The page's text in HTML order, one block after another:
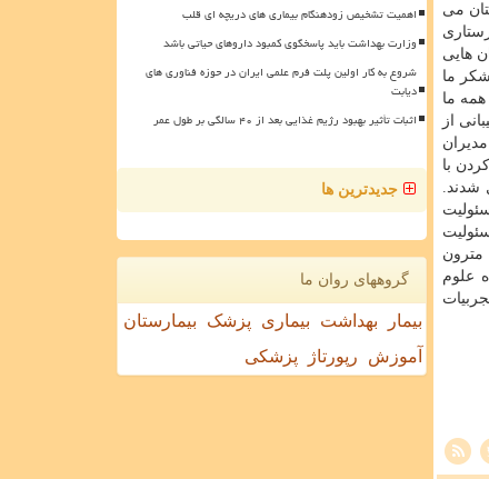
می
هایی
ما
ما
از
با
شدند.
مترون
علوم
اهمیت تشخیص زودهنگام بیماری های دریچه ای قلب
وزارت بهداشت باید پاسخگوی کمبود داروهای حیاتی باشد
شروع به کار اولین پلت فرم علمی ایران در حوزه فناوری های
دیابت
اثبات تأثیر بهبود رژیم غذایی بعد از ۴۰ سالگی بر طول عمر
جدیدترین ها
گروههای روان ما
بیمار بهداشت بیماری پزشک
بیمارستان
آموزش
رپورتاژ پزشکی